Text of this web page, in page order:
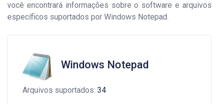
você encontrará informações sobre o software e arquivos
específicos suportados por Windows Notepad.
Windows Notepad
Arquivos suportados: 34